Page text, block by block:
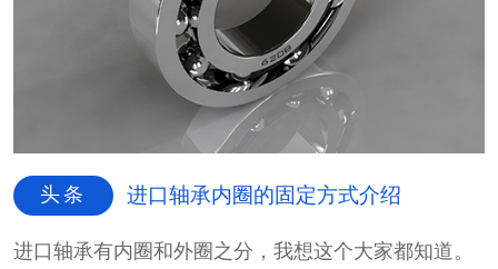
头条 进口轴承内圈的固定方式介绍
进口轴承有内圈和外圈之分，我想这个大家都知道。